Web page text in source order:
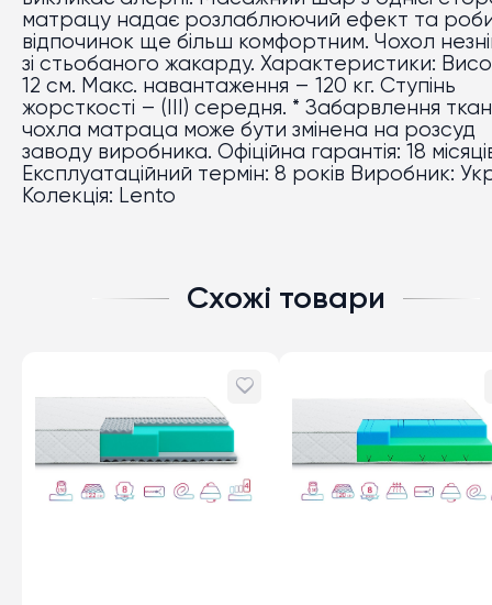
матрацу надає розлаблюючий ефект та
відпочинок ще більш комфортним. Чохол
зі стьобаного жакарду. Характеристики:
12 см. Макс. навантаження – 120 кг. Ступінь
жорсткості – (III) середня. * Забарвлення
чохла матраца може бути змінена на розсуд
заводу виробника. Офіційна гарантія: 18
Експлуатаційний термін: 8 років Виробник:
Колекція: Lento
Схожі товари